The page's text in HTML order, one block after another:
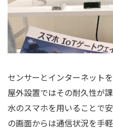
センサーとインターネット
屋外設置ではその耐久性が
水のスマホを用いることで
の画面からは通信状況を手